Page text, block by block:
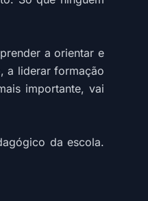
a orientar e
a liderar formação
importante, vai
da escola.